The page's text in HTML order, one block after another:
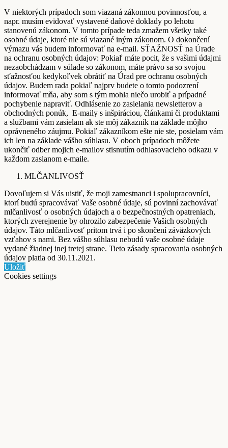
V niektorých prípadoch som viazaná zákonnou povinnosťou, a
napr. musím evidovať vystavené daňové doklady po lehotu
stanovenú zákonom. V tomto prípade teda zmažem všetky také
osobné údaje, ktoré nie sú viazané iným zákonom. O dokončení
výmazu vás budem informovať na e-mail. SŤAŽNOSŤ na Úrade
na ochranu osobných údajov: Pokiaľ máte pocit, že s vašimi údajmi
nezaobchádzam v súlade so zákonom, máte právo sa so svojou
sťažnosťou kedykoľvek obrátiť na Úrad pre ochranu osobných
údajov. Budem rada pokiaľ najprv budete o tomto podozrení
informovať mňa, aby som s tým mohla niečo urobiť a prípadné
pochybenie napraviť. Odhlásenie zo zasielania newsletterov a
obchodných ponúk, E-maily s inšpiráciou, článkami či produktami
a službami vám zasielam ak ste môj zákazník na základe môjho
oprávneného záujmu. Pokiaľ zákazníkom ešte nie ste, posielam vám
ich len na základe vášho súhlasu. V oboch prípadoch môžete
ukončiť odber mojich e-mailov stisnutím odhlasovacieho odkazu v
každom zaslanom e-maile.
MLČANLIVOSŤ
Dovoľujem si Vás uistiť, že moji zamestnanci i spolupracovníci,
ktorí budú spracovávať Vaše osobné údaje, sú povinní zachovávať
mlčanlivosť o osobných údajoch a o bezpečnostných opatreniach,
ktorých zverejnenie by ohrozilo zabezpečenie Vašich osobných
údajov. Táto mlčanlivosť pritom trvá i po skončení záväzkových
vzťahov s nami. Bez vášho súhlasu nebudú vaše osobné údaje
vydané žiadnej inej tretej strane. Tieto zásady spracovania osobných
údajov platia od 30.11.2021.
Uložiť
Cookies settings